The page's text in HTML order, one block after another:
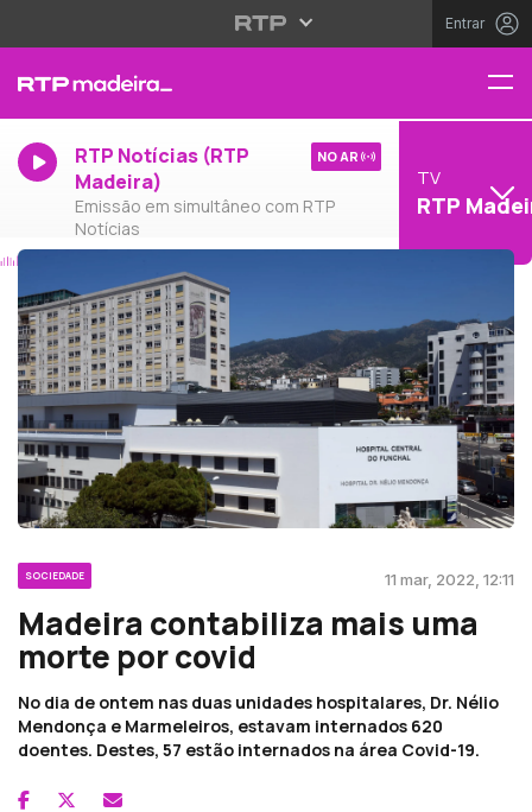
Entrar
RTP Notícias (RTP
Madeira)
Emissão em simultâneo com RTP
Notícias
NO AR
TV
RTP
SOCIEDADE 11 mar, 2022, 12:11
Madeira contabiliza mais uma
morte por covid
No dia de ontem nas duas unidades hospitalares, Dr. Nélio
Mendonça e Marmeleiros, estavam internados 620
doentes. Destes, 57 estão internados na área Covid-19.